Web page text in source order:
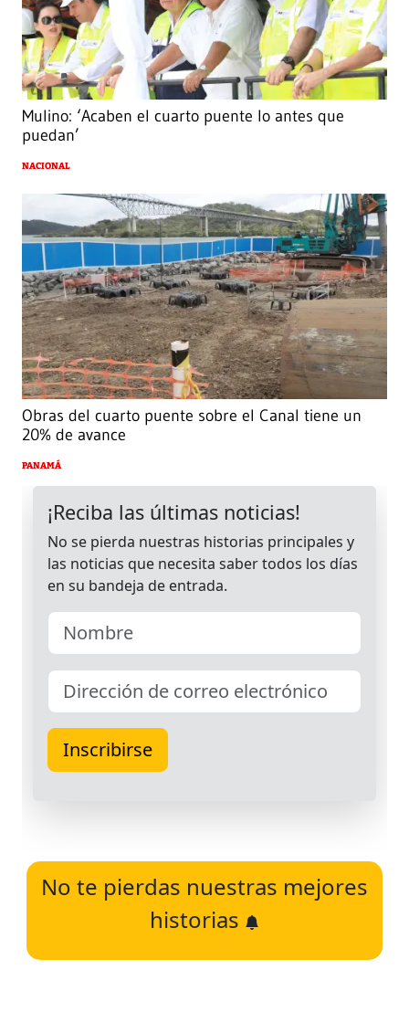
Mulino: ‘Acaben el cuarto puente lo antes que
puedan’
NACIONAL
Obras del cuarto puente sobre el Canal tiene un
20% de avance
PANAMÁ
No te pierdas nuestras mejores
historias